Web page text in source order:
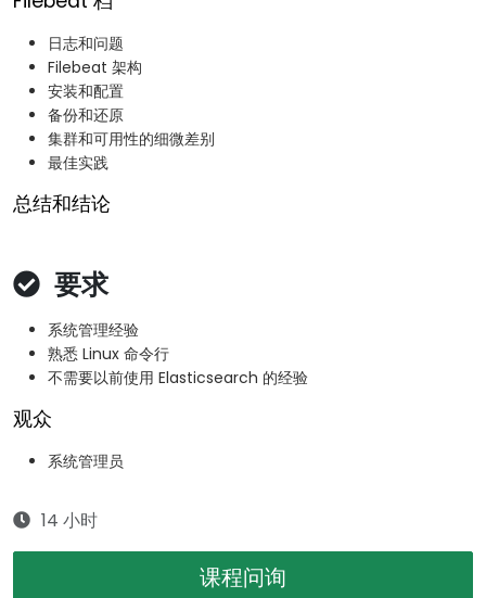
日志和问题
Filebeat 架构
安装和配置
备份和还原
集群和可用性的细微差别
最佳实践
总结和结论
要求
系统管理经验
熟悉 Linux 命令行
不需要以前使用 Elasticsearch 的经验
观众
系统管理员
14 小时
课程问询